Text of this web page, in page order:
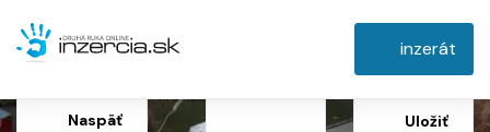
inzerát
Naspäť Uložiť